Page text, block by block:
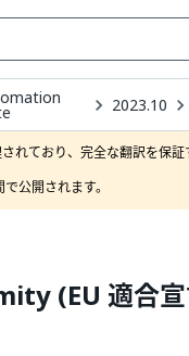
2023.10
れており、完全な翻訳を保証
公開されます。
(EU 適合宣